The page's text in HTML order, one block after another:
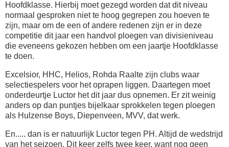
Hoofdklasse. Hierbij moet gezegd worden dat dit niveau
normaal gesproken niet te hoog gegrepen zou hoeven te
zijn, maar om de een of andere redenen zijn er in deze
competitie dit jaar een handvol ploegen van divisieniveau
die eveneens gekozen hebben om een jaartje Hoofdklasse
te doen.
Excelsior, HHC, Helios, Rohda Raalte zijn clubs waar
selectiespelers voor het oprapen liggen. Daartegen moet
onderdeurtje Luctor het dit jaar dus opnemen. Er zit weinig
anders op dan puntjes bijelkaar sprokkelen tegen ploegen
als Hulzense Boys, Diepenveen, MVV, dat werk.
En..... dan is er natuurlijk Luctor tegen PH. Altijd de wedstrijd
van het seizoen. Dit keer zelfs twee keer, want nog geen